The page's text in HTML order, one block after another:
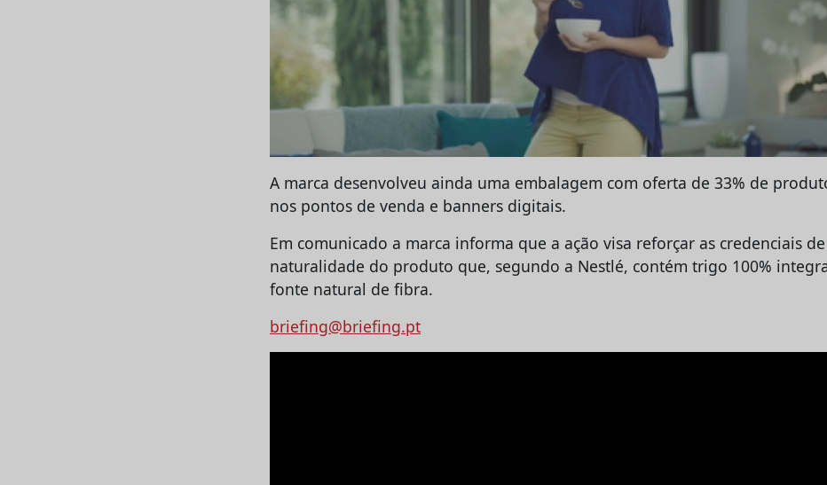
A marca desenvolveu ainda uma embalagem com oferta de 33% de
nos pontos de venda e banners digitais.
Em comunicado a marca informa que a ação visa reforçar as credenciais de
naturalidade do produto que, segundo a Nestlé, contém trigo 100%
fonte natural de fibra.
briefing@briefing.pt